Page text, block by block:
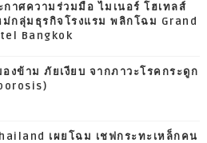
ะกาศความร่วมมือ ไมเนอร์ โฮเทลส์
ม่กลุ่มธุรกิจโรงแรม พลิกโฉม Grand
Bangkok
งข้าม ภัยเงียบ จากภาวะโรคกระดูก
เผยโฉม เชฟกระทะเหล็กคน